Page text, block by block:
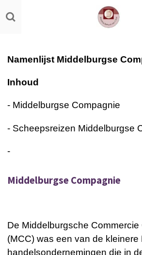
Ga
direct
hoofdinhoud
Namenlijst Middelburgse
Inhoud
- Middelburgse Compagnie
- Scheepsreizen Middelburgse
-
Middelburgse Compagnie
De Middelburgsche Commercie
(MCC) was een van de kleinere
handelsondernemingen die in